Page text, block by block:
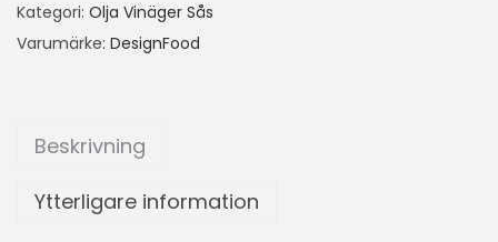
Kategori: Olja Vinäger Sås
Varumärke: DesignFood
Beskrivning
Ytterligare information